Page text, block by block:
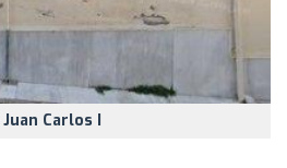
Carlos I